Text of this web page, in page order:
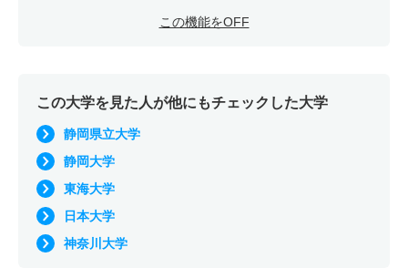
この機能をOFF
この大学を見た人が他にもチェックした大学
静岡県立大学
静岡大学
東海大学
日本大学
神奈川大学